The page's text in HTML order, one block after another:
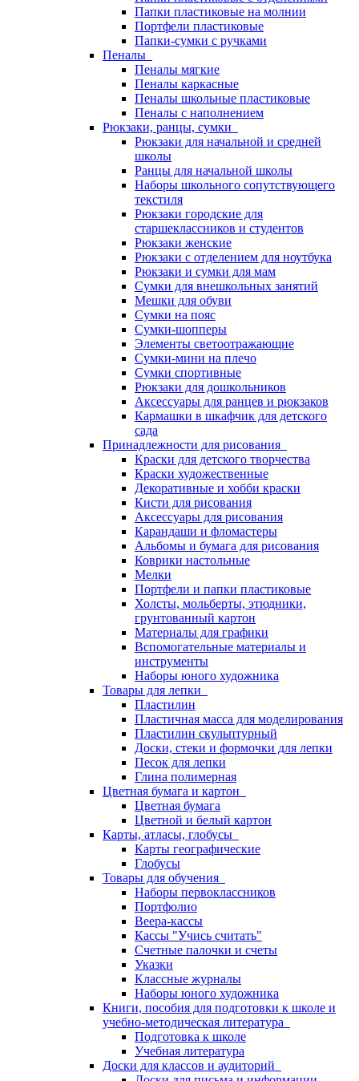
Папки пластиковые на молнии
Портфели пластиковые
Папки-сумки с ручками
Пеналы
Пеналы мягкие
Пеналы каркасные
Пеналы школьные пластиковые
Пеналы с наполнением
Рюкзаки, ранцы, сумки
Рюкзаки для начальной и средней
школы
Ранцы для начальной школы
Наборы школьного сопутствующего
текстиля
Рюкзаки городские для
старшеклассников и студентов
Рюкзаки женские
Рюкзаки с отделением для ноутбука
Рюкзаки и сумки для мам
Сумки для внешкольных занятий
Мешки для обуви
Сумки на пояс
Сумки-шопперы
Элементы светоотражающие
Сумки-мини на плечо
Сумки спортивные
Рюкзаки для дошкольников
Аксессуары для ранцев и рюкзаков
Кармашки в шкафчик для детского
сада
Принадлежности для рисования
Краски для детского творчества
Краски художественные
Декоративные и хобби краски
Кисти для рисования
Аксессуары для рисования
Карандаши и фломастеры
Альбомы и бумага для рисования
Коврики настольные
Мелки
Портфели и папки пластиковые
Холсты, мольберты, этюдники,
грунтованный картон
Материалы для графики
Вспомогательные материалы и
инструменты
Наборы юного художника
Товары для лепки
Пластилин
Пластичная масса для моделирования
Пластилин скульптурный
Доски, стеки и формочки для лепки
Песок для лепки
Глина полимерная
Цветная бумага и картон
Цветная бумага
Цветной и белый картон
Карты, атласы, глобусы
Карты географические
Глобусы
Товары для обучения
Наборы первоклассников
Портфолио
Веера-кассы
Кассы "Учись считать"
Счетные палочки и счеты
Указки
Классные журналы
Наборы юного художника
Книги, пособия для подготовки к школе и
учебно-методическая литература
Подготовка к школе
Учебная литература
Доски для классов и аудиторий